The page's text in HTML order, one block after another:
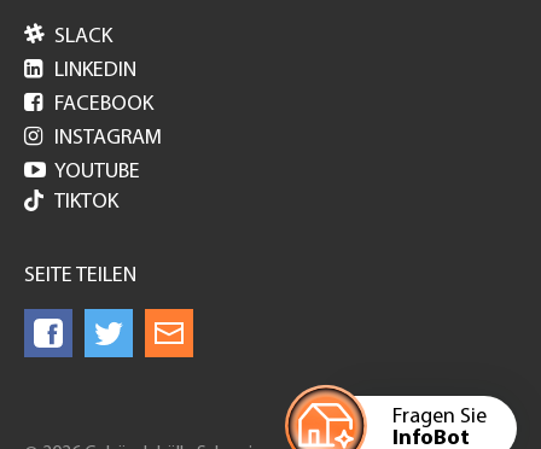
Fragen Sie
InfoBot
 SLACK
 LINKEDIN
 FACEBOOK
 INSTAGRAM
 YOUTUBE
TIKTOK
SEITE TEILEN